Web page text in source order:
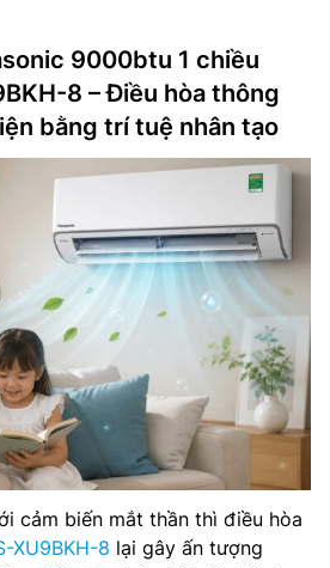
9000btu 1 chiều
8 – Điều hòa thông
bằng trí tuệ nhân tạo
cảm biến mắt thần thì điều hòa
XU9BKH-8 lại gây ấn tượng